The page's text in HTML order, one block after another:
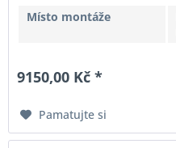
Místo montáže
9150,00 Kč *
Pamatujte si